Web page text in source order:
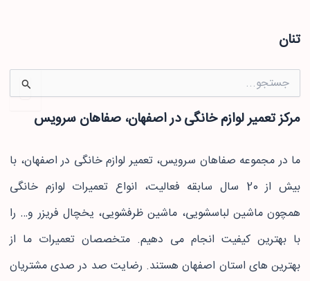
تنان
جستجو
برای:
مرکز تعمیر لوازم خانگی در اصفهان، صفاهان سرویس
ما در مجموعه صفاهان سرویس، تعمیر لوازم خانگی در اصفهان، با
بیش از 20 سال سابقه فعالیت، انواع تعمیرات لوازم خانگی
همچون ماشین لباسشویی، ماشین ظرفشویی، یخچال فریزر و… را
با بهترین کیفیت انجام می دهیم. متخصصان تعمیرات ما از
بهترین های استان اصفهان هستند. رضایت صد در صدی مشتریان